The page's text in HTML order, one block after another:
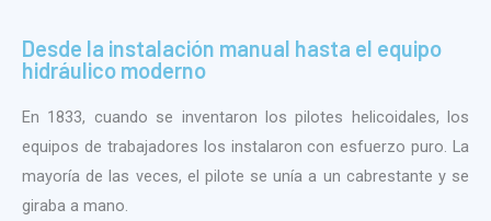
Desde la instalación manual hasta el equipo
hidráulico moderno
En 1833, cuando se inventaron los pilotes helicoidales, los
equipos de trabajadores los instalaron con esfuerzo puro. La
mayoría de las veces, el pilote se unía a un cabrestante y se
giraba a mano.